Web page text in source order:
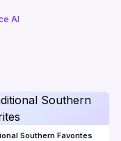
AI
Southern Favorites